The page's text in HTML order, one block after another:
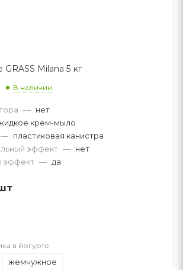
Milana 5 кг
В наличии
— нет
крем-мыло
— пластиковая канистра
эффект — нет
эффект — да
в йогурте
жемчужное